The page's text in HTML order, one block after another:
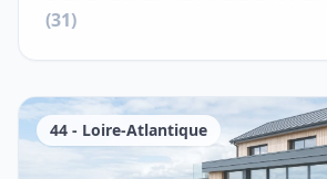
(31)
44 - Loire-Atlantique